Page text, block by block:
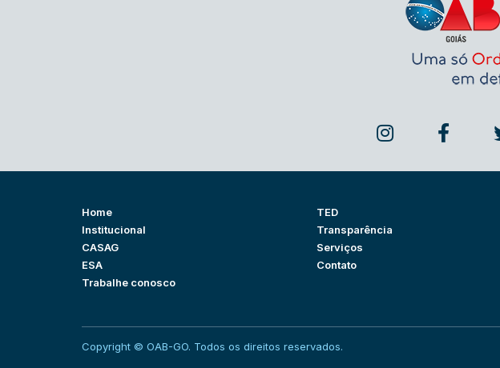
Home
Institucional
CASAG
ESA
Trabalhe conosco
TED
Transparência
Serviços
Contato
Copyright © OAB-GO. Todos os direitos reservados.